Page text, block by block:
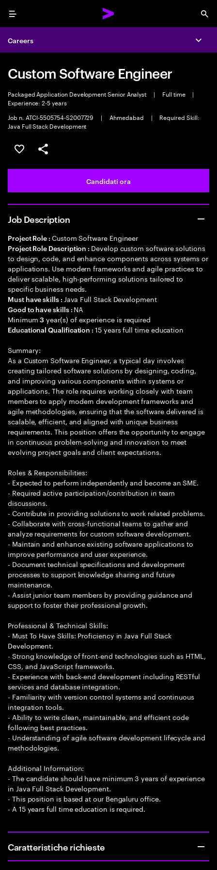
Menu
Careers
Custom Software Engineer
Packaged Application Development Senior Analyst | Full time
|
Experience: 2-5 years
Job n. ATCI-5505754-S2007729
| Ahmedabad |
Required Skill:
Java Full Stack Development
Salva l'annuncio
Condividi l'annuncio
Candidati ora
Job Description
Project Role : Custom Software Engineer
Project Role Description : Develop custom software solutions
to design, code, and enhance components across systems or
applications. Use modern frameworks and agile practices to
deliver scalable, high-performing solutions tailored to
specific business needs.
Must have skills : Java Full Stack Development
Good to have skills : NA
Minimum3 year(s) of experience is required
Educational Qualification :15 years full time education
Summary:
As a Custom Software Engineer, a typical day involves
creating tailored software solutions by designing, coding,
and improving various components within systems or
applications. The role requires working closely with team
members to apply modern development frameworks and
agile methodologies, ensuring that the software delivered is
scalable, efficient, and aligned with unique business
requirements. This position offers the opportunity to engage
in continuous problem-solving and innovation to meet
evolving project goals and client expectations.
Roles & Responsibilities:
- Expected to perform independently and become an SME.
- Required active participation/contribution in team
discussions.
- Contribute in providing solutions to work related problems.
- Collaborate with cross-functional teams to gather and
analyze requirements for custom software development.
- Maintain and enhance existing software applications to
improve performance and user experience.
- Document technical specifications and development
processes to support knowledge sharing and future
maintenance.
- Assist junior team members by providing guidance and
support to foster their professional growth.
Professional & Technical Skills:
- Must To Have Skills: Proficiency in Java Full Stack
Development.
- Strong knowledge of front-end technologies such as HTML,
CSS, and JavaScript frameworks.
- Experience with back-end development including RESTful
services and database integration.
- Familiarity with version control systems and continuous
integration tools.
- Ability to write clean, maintainable, and efficient code
following best practices.
- Understanding of agile software development lifecycle and
methodologies.
Additional Information:
- The candidate should have minimum 3 years of experience
in Java Full Stack Development.
- This position is based at our Bengaluru office.
- A 15 years full time education is required.
Caratteristiche richieste